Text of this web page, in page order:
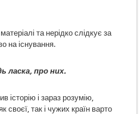
та нерідко слідкує за
на існування.
ласка, про них.
історію і зараз розумію,
своєї, так і чужих країн варто